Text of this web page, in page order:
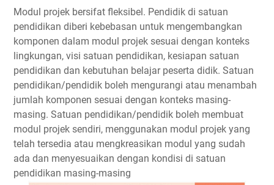
Modul projek bersifat fleksibel. Pendidik di satuan
pendidikan diberi kebebasan untuk mengembangkan
komponen dalam modul projek sesuai dengan konteks
lingkungan, visi satuan pendidikan, kesiapan satuan
pendidikan dan kebutuhan belajar peserta didik. Satuan
pendidikan/pendidik boleh mengurangi atau menambah
jumlah komponen sesuai dengan konteks masing-
masing. Satuan pendidikan/pendidik boleh membuat
modul projek sendiri, menggunakan modul projek yang
telah tersedia atau mengkreasikan modul yang sudah
ada dan menyesuaikan dengan kondisi di satuan
pendidikan masing-masing